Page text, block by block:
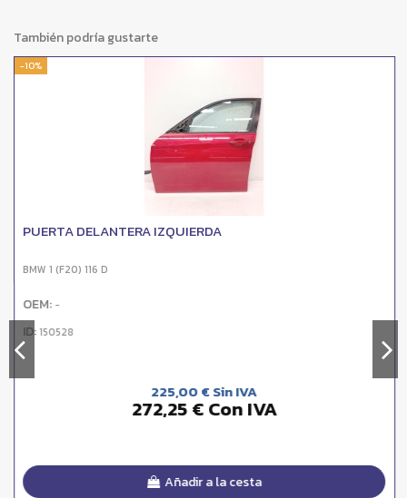
También podría gustarte
-10%
PUERTA DELANTERA IZQUIERDA
BMW 1 (F20) 116 D
OEM: -
ID: 150528
225,00 € Sin IVA
272,25 € Con IVA
Añadir a la cesta